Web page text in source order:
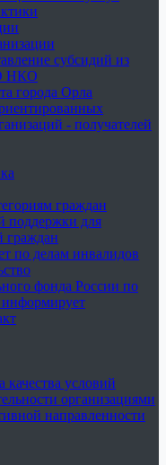
субсидий из
НКО
города Орла
- получателей
граждан
поддержки для
граждан
по делам инвалидов
фонда России по
качества условий
организациями
направленности